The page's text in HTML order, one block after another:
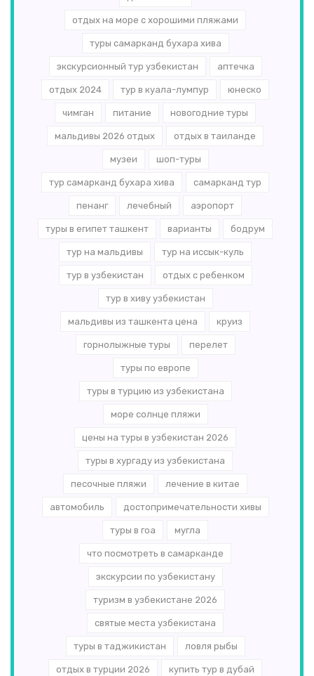
отдых на море с хорошими пляжами
туры самарканд бухара хива
экскурсионный тур узбекистан аптечка
отдых 2024 тур в куала-лумпур юнеско
чимган питание новогодние туры
мальдивы 2026 отдых отдых в таиланде
музеи шоп-туры
тур самарканд бухара хива самарканд тур
пенанг лечебный аэропорт
туры в египет ташкент варианты бодрум
тур на мальдивы тур на иссык-куль
тур в узбекистан отдых с ребенком
тур в хиву узбекистан
мальдивы из ташкента цена круиз
горнолыжные туры перелет
туры по европе
туры в турцию из узбекистана
море солнце пляжи
цены на туры в узбекистан 2026
туры в хургаду из узбекистана
песочные пляжи лечение в китае
автомобиль достопримечательности хивы
туры в гоа мугла
что посмотреть в самарканде
экскурсии по узбекистану
туризм в узбекистане 2026
святые места узбекистана
туры в таджикистан ловля рыбы
отдых в турции 2026 купить тур в дубай